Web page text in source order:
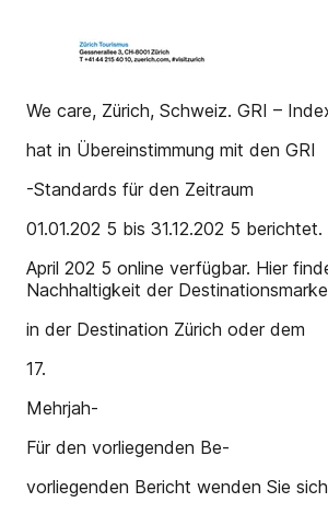
We care, Zürich, Schweiz. GRI –
hat in Übereinstimmung mit den GRI
-Standards für den Zeitraum
01.01.202 5 bis 31.12.202 5
April 202 5 online verfügbar. Hier
Nachhaltigkeit der
in der Destination Zürich oder dem
17.
Mehrjah-
Für den vorliegenden Be-
vorliegenden Bericht wenden Sie